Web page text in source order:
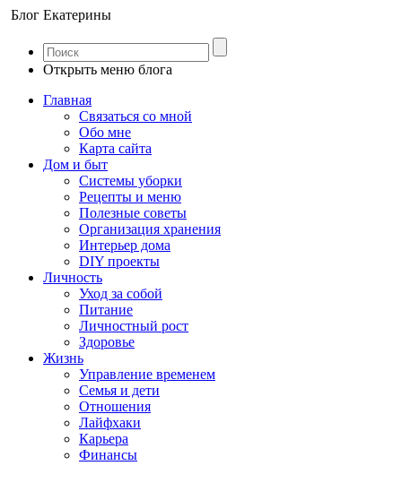
Блог Екатерины
Открыть меню блога
Главная
Связаться со мной
Обо мне
Карта сайта
Дом и быт
Системы уборки
Рецепты и меню
Полезные советы
Организация хранения
Интерьер дома
DIY проекты
Личность
Уход за собой
Питание
Личностный рост
Здоровье
Жизнь
Управление временем
Семья и дети
Отношения
Лайфхаки
Карьера
Финансы